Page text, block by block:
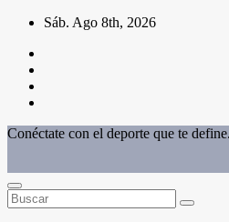
Saltar
contenido
Sáb. Ago 8th, 2026
Conéctate con el deporte que te